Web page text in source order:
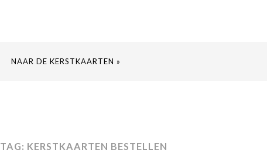
NAAR DE KERSTKAARTEN »
TAG: KERSTKAARTEN BESTELLEN